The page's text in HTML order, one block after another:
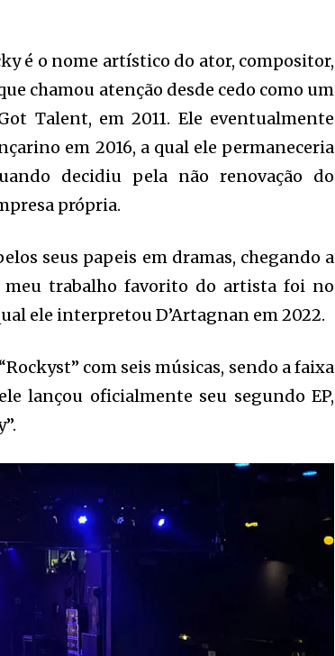
é o nome artístico do ator, compositor,
chamou atenção desde cedo como um
Talent, em 2011. Ele eventualmente
em 2016, a qual ele permaneceria
decidiu pela não renovação do
própria.
seus papeis em dramas, chegando a
meu trabalho favorito do artista foi no
ele interpretou D’Artagnan em 2022.
com seis músicas, sendo a faixa
lançou oficialmente seu segundo EP,